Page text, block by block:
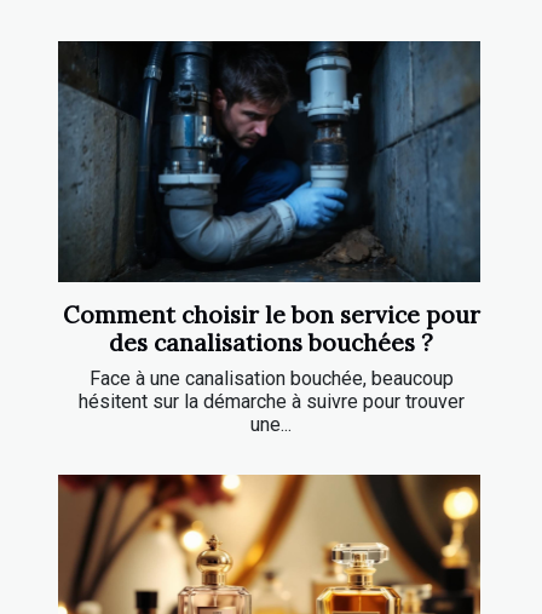
Comment choisir le bon service pour
des canalisations bouchées ?
Face à une canalisation bouchée, beaucoup
hésitent sur la démarche à suivre pour trouver
une...